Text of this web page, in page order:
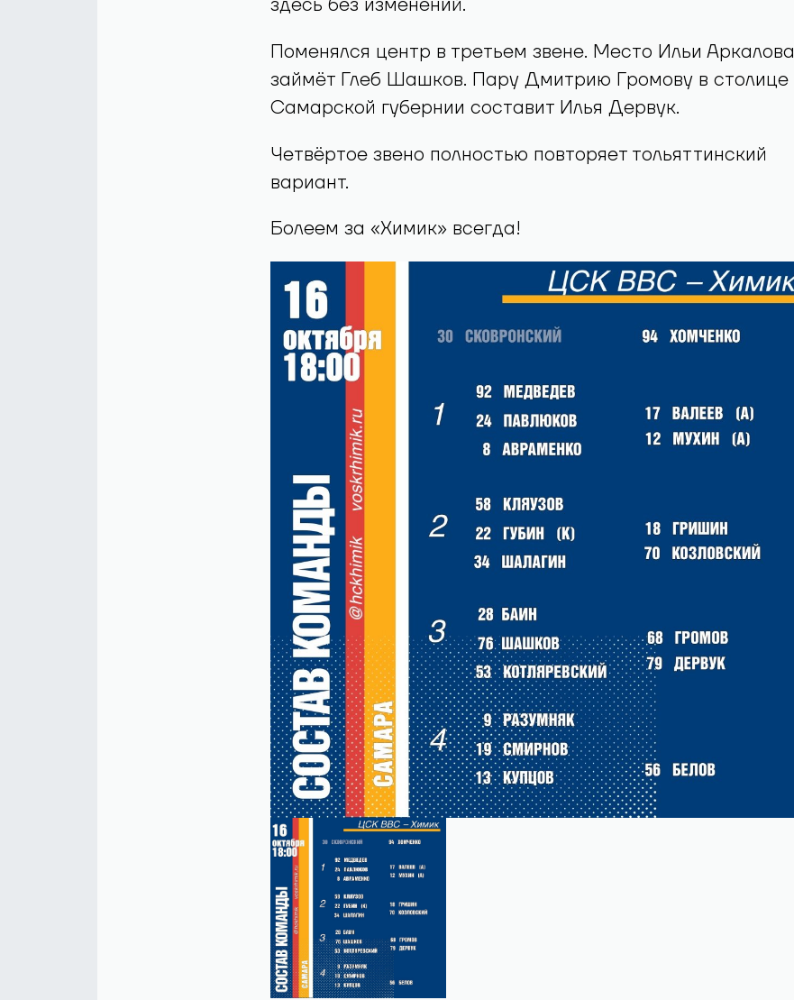
здесь без изменений.
Поменялся центр в третьем звене. Место Ильи Аркалова
займёт Глеб Шашков. Пару Дмитрию Громову в столице
Самарской губернии составит Илья Дервук.
Четвёртое звено полностью повторяет тольяттинский
вариант.
Болеем за «Химик» всегда!